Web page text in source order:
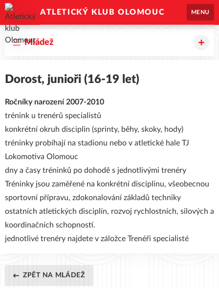
ATLETICKÝ KLUB OLOMOUC MENU
Mládež
Dorost, junioři (16-19 let)
Ročníky narození 2007-2010
trénink u trenérů specialistů
konkrétní okruh disciplin (sprinty, běhy, skoky, hody)
tréninky probíhají na stadionu nebo v atletické hale TJ
Lokomotiva Olomouc
dny a časy tréninků po dohodě s jednotlivými trenéry
Tréninky jsou zaměřené na konkrétní disciplinu, všeobecnou
sportovní přípravu, zdokonalování základů techniky
ostatních atletických disciplín, rozvoj rychlostních, silových a
koordinačních schopností.
jednotlivé trenéry najdete v záložce Trenéři specialisté
ZPĚT NA MLÁDEŽ